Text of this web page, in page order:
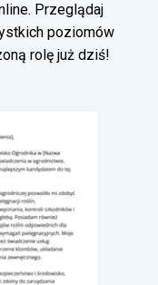
Przeglądaj
poziomów
rolę już dziś!